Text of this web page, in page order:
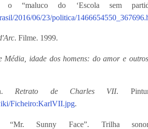
o “maluco do ‘Escola sem
2016/06/23/politica/
. Filme. 1999.
Média, idade dos homens: do amor e
Retrato de Charles VII.
Ficheiro:KarlVII.jpg.
“Mr. Sunny Face”. Trilha